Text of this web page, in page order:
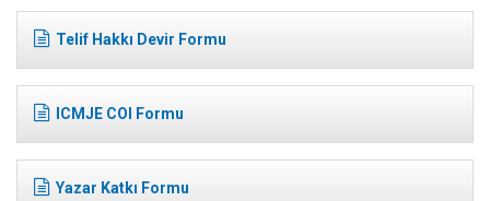
Telif Hakkı Devir Formu
ICMJE COI Formu
Yazar Katkı Formu